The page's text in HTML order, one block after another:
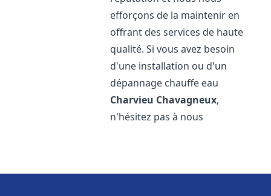
efforçons de la maintenir en
offrant des services de haute
qualité. Si vous avez besoin
d'une installation ou d'un
dépannage chauffe eau
Charvieu Chavagneux,
n'hésitez pas à nous